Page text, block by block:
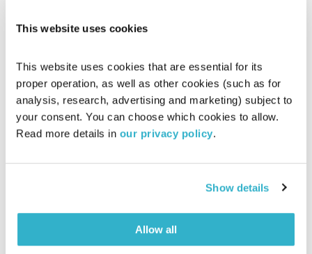
This website uses cookies
This website uses cookies that are essential for its
proper operation, as well as other cookies (such as for
analysis, research, advertising and marketing) subject to
your consent. You can choose which cookies to allow.
Read more details in our privacy policy.
Show details
Allow all
אחדות וייחודיות
מודל עשיית הטוב
אסי זיגדון
05.11.17
00:48:09
אסי זגדון מארח ומשוחח עם עובדים מקבוצת אריסון על אחדות
בפאזל הישראלי
אודיו